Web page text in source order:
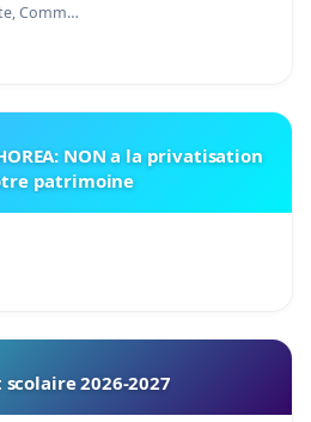
Comm…
NON a la privatisation
patrimoine
2026-2027